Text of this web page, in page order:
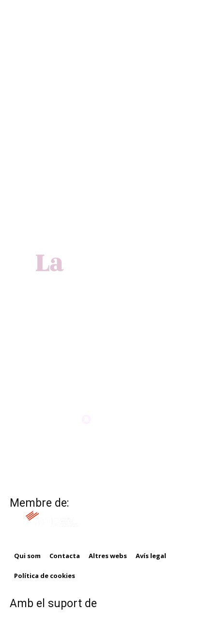
Membre de:
Qui som Contacta Altres webs Avís legal
Política de cookies
Amb el suport de